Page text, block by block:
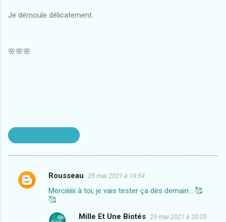
Je démoule délicatement.
🌸🌸🌸
C
Rousseau 25 mai 2021 à 19:54
Merciiiiiii à toi, je vais tester ça dès demain....🥰
🥰
Mille Et Une Biotés 25 mai 2021 à 20:05